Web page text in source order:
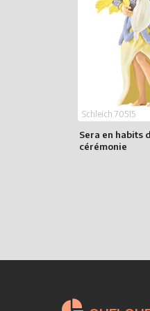
Sera en habits
cérémonie
Schleich 70515